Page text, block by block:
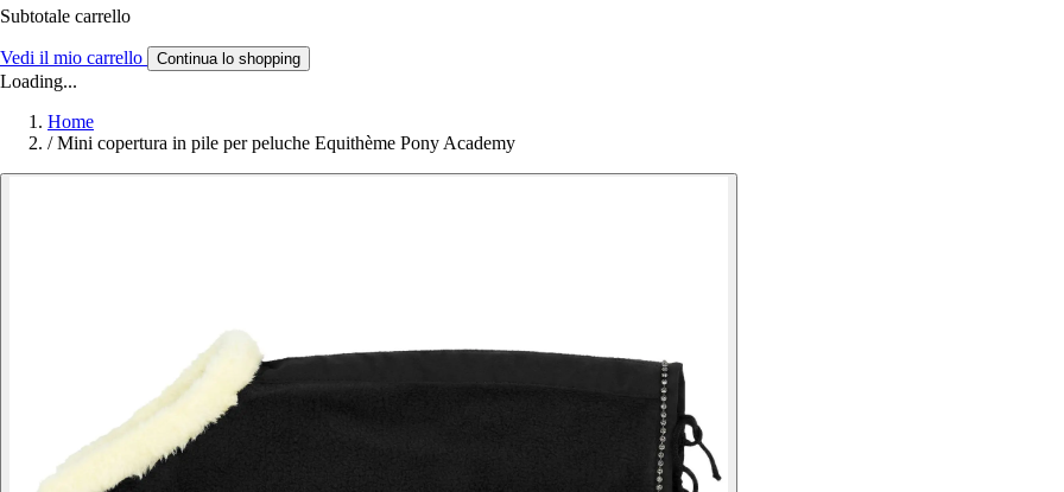
Subtotale carrello
Vedi il mio carrello Continua lo shopping
Loading...
Home
/ Mini copertura in pile per peluche Equithème Pony Academy